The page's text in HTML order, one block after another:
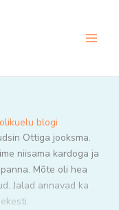
blogi
Ottiga jooksma.
niisama kardoga ja
Mõte oli hea
Jalad annavad ka